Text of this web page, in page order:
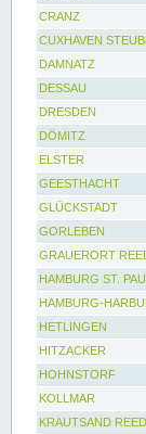
CRANZ
CUXHAVEN
DAMNATZ
DESSAU
DRESDEN
DÖMITZ
ELSTER
GEESTHACHT
GLÜCKSTADT
GORLEBEN
GRAUERORT
HAMBURG ST.
HAMBURG-
HETLINGEN
HITZACKER
HOHNSTORF
KOLLMAR
KRAUTSAND